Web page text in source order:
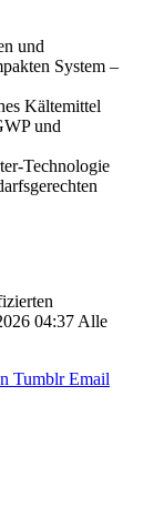
und
System –
Kältemittel
und
Technologie
04:37 Alle
Tumblr Email